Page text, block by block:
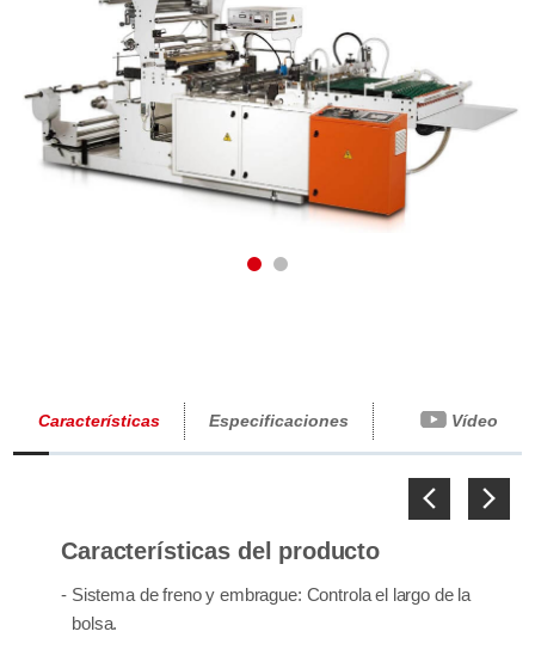
1 2
Previous
Características Especificaciones Vídeo
Next
Características del producto
- Sistema de freno y embrague: Controla el largo de la
bolsa.